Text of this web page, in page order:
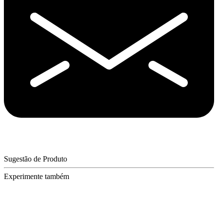
Sugestão de Produto
Experimente também